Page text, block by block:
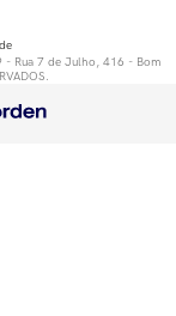
- Rua 7 de Julho, 416 - Bom